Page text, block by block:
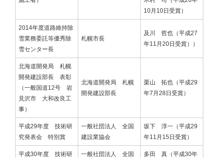
10月10日受賞）
2014年度道路維持除
雪業務委託等優秀除
雪センター長
札幌市長
及川 哲也（平成27
年11月20日受賞））
北海道開発局 札幌
開発建設部長 表彰
​​​​​​​（一般国道12号 岩
見沢市 大和改良工
事）
北海道開発局 札幌
開発建設部長
栗山 拓也（平成29
年7月28日受賞）
平成29年度 技術研
究発表会 特別賞
一般社団法人 全国
建設業協会
坂下 淳一（平成29
年11月15日受賞）
平成30年度 技術研
一般社団法人 全国
多田 真（平成30年